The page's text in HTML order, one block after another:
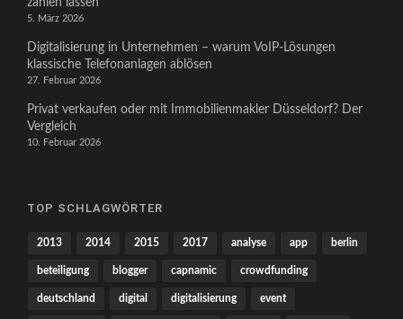
zählen lassen
5. März 2026
Digitalisierung in Unternehmen – warum VoIP-Lösungen
klassische Telefonanlagen ablösen
27. Februar 2026
Privat verkaufen oder mit Immobilienmakler Düsseldorf? Der
Vergleich
10. Februar 2026
TOP SCHLAGWÖRTER
2013 2014 2015 2017 analyse app berlin
beteiligung blogger capnamic crowdfunding
deutschland digital digitalisierung event